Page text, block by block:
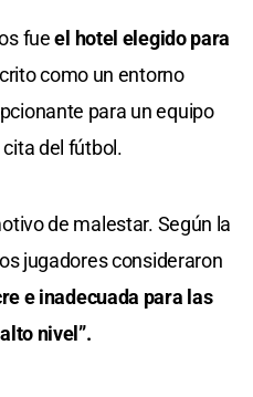
fueel hotel elegido para
como un entorno
para un equipo
del fútbol.
de malestar. Según la
jugadores consideraron
e inadecuada para las
nivel”.